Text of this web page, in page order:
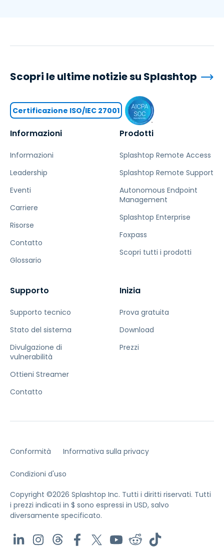
Informazioni
Informazioni
Leadership
Eventi
Carriere
Risorse
Contatto
Glossario
Prodotti
Splashtop Remote Access
Splashtop Remote Support
Autonomous Endpoint
Management
Splashtop Enterprise
Foxpass
Scopri tutti i prodotti
Supporto
Supporto tecnico
Stato del sistema
Divulgazione di
vulnerabilità
Ottieni Streamer
Contatto
Inizia
Prova gratuita
Download
Prezzi
Scopri le ultime notizie su Splashtop
Certificazione ISO/IEC 27001
Conformità Informativa sulla privacy
Condizioni d'uso
Copyright ©2026 Splashtop Inc. Tutti i diritti riservati. Tutti
i prezzi indicati in $ sono espressi in USD, salvo
diversamente specificato.